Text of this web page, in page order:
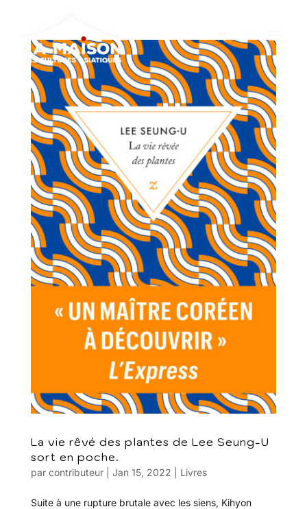
La vie rêvé des plantes de Lee Seung-U
sort en poche.
par contributeur| Jan 15, 2022 Livres
Suite à une rupture brutale avec les siens, Kihyon